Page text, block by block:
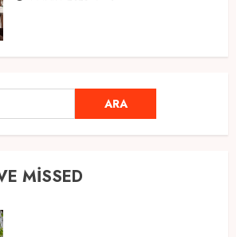
Ramazan Ayı 2025: Manevi
Atmosfer ve Özel Hazırlıklar
ARA
MISSED